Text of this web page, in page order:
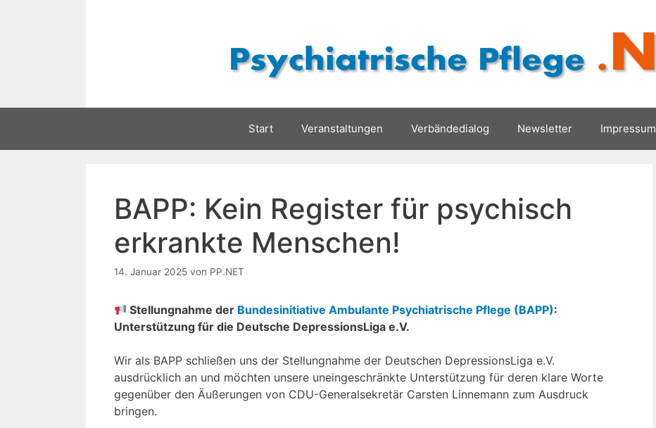
Start Veranstaltungen Verbändedialog Newsletter Impressum
BAPP: Kein Register für psychisch
erkrankte Menschen!
14. Januar 2025 von PP.NET
Stellungnahme der Bundesinitiative Ambulante Psychiatrische Pflege (BAPP):
Unterstützung für die Deutsche DepressionsLiga e.V.
Wir als BAPP schließen uns der Stellungnahme der Deutschen DepressionsLiga e.V.
ausdrücklich an und möchten unsere uneingeschränkte Unterstützung für deren klare Worte
gegenüber den Äußerungen von CDU-Generalsekretär Carsten Linnemann zum Ausdruck
bringen.